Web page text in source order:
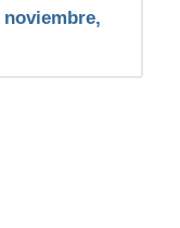
noviembre,